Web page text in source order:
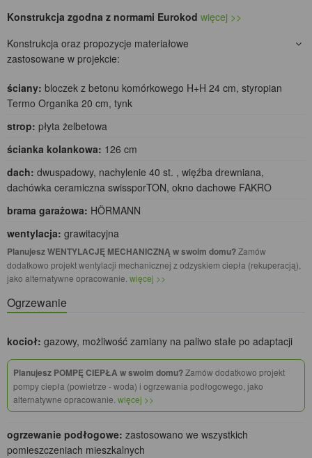
Konstrukcja zgodna z normami Eurokod więcej >>
Konstrukcja oraz propozycje materiałowe
zastosowane w projekcie:
ściany: bloczek z betonu komórkowego H+H 24 cm, styropian
Termo Organika 20 cm, tynk
strop: płyta żelbetowa
ścianka kolankowa: 126 cm
dach: dwuspadowy, nachylenie 40 st. , więźba drewniana,
dachówka ceramiczna swissporTON, okno dachowe FAKRO
brama garażowa: HÖRMANN
wentylacja: grawitacyjna
Planujesz WENTYLACJĘ MECHANICZNĄ w swoim domu?Zamów
dodatkowo projekt wentylacji mechanicznej z odzyskiem ciepła (rekuperacją),
jako alternatywne opracowanie. więcej >>
Ogrzewanie
kocioł: gazowy, możliwość zamiany na paliwo stałe po adaptacji
Planujesz POMPĘ CIEPŁA w swoim domu?Zamów dodatkowo projekt
pompy ciepła (powietrze - woda) i ogrzewania podłogowego, jako
alternatywne opracowanie. więcej >>
ogrzewanie podłogowe: zastosowano we wszystkich
pomieszczeniach mieszkalnych